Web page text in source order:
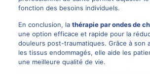
fonction des besoins individuels.
En conclusion, la thérapie par ondes de
une option efficace et rapide pour la
douleurs post-traumatiques. Grâce à son
les tissus endommagés, elle aide les
une meilleure qualité de vie.